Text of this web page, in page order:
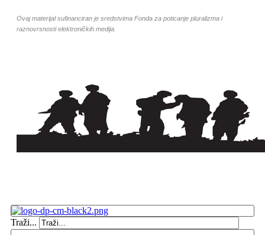
Ovaj materijal sufinanciran je sredstvima Fonda za poticanje pluralizma i
raznovrsnosti elektroničkih medija.
Traži...